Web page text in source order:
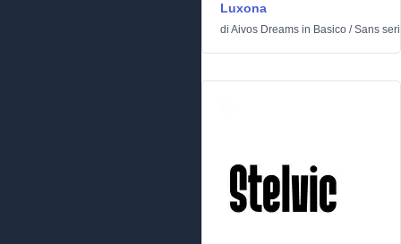
Luxona
di Aivos Dreams in Basico /Sans